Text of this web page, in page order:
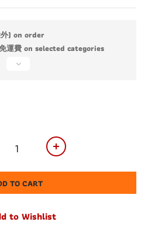
) on order
運費 on selected categories
TO CART
to Wishlist